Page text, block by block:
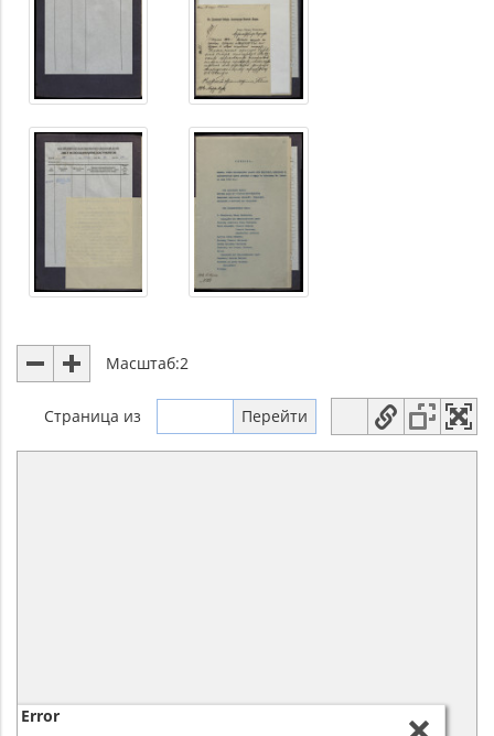
Масштаб:2
Страница из
Error